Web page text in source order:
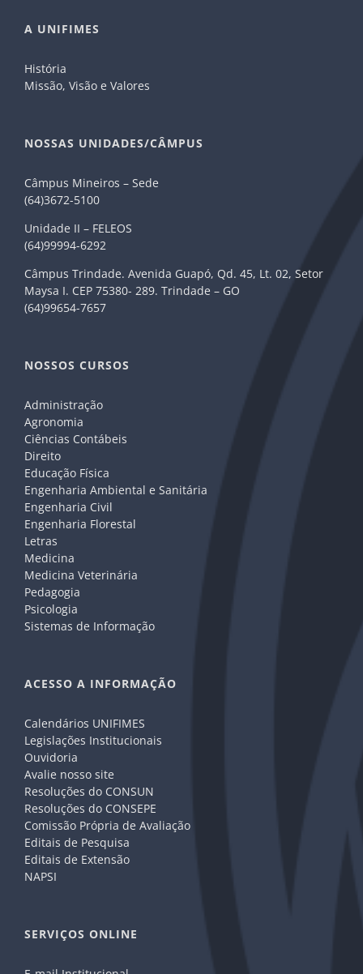
A UNIFIMES
História
Missão, Visão e Valores
NOSSAS UNIDADES/CÂMPUS
Câmpus Mineiros – Sede
(64)3672-5100
Unidade II – FELEOS
(64)99994-6292
Câmpus Trindade. Avenida Guapó, Qd. 45, Lt. 02, Setor
Maysa I. CEP 75380- 289. Trindade – GO
(64)99654-7657
NOSSOS CURSOS
Administração
Agronomia
Ciências Contábeis
Direito
Educação Física
Engenharia Ambiental e Sanitária
Engenharia Civil
Engenharia Florestal
Letras
Medicina
Medicina Veterinária
Pedagogia
Psicologia
Sistemas de Informação
ACESSO A INFORMAÇÃO
Calendários UNIFIMES
Legislações Institucionais
Ouvidoria
Avalie nosso site
Resoluções do CONSUN
Resoluções do CONSEPE
Comissão Própria de Avaliação
Editais de Pesquisa
Editais de Extensão
NAPSI
SERVIÇOS ONLINE